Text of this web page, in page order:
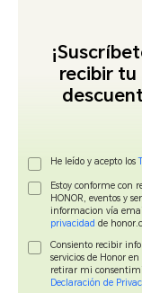
recibir tu
He leído y acepto los
Estoy conforme con
HONOR, eventos y
informacion vía
privacidad de
Consiento recibir
servicios de Honor
retirar mi
Declaración de